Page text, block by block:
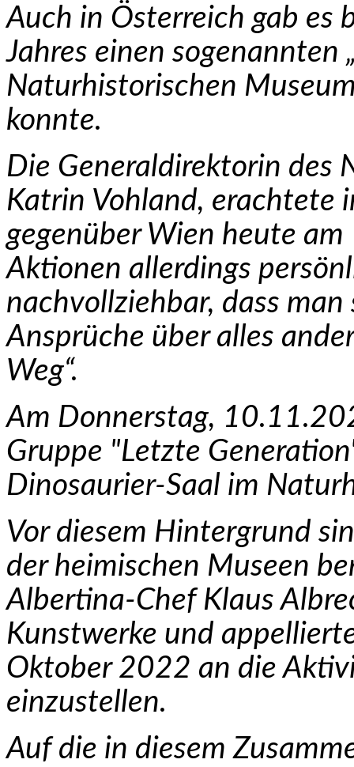
Auch in Österreich gab es
Jahres einen sogenannten
Naturhistorischen
konnte.
Die Generaldirektorin des
Katrin Vohland, erachtete
gegenüber Wien heute
Aktionen allerdings
nachvollziehbar, dass
Ansprüche über alles
Weg“.
Am Donnerstag,
Gruppe "Letzte
Dinosaurier-Saal im
Vor diesem Hintergrund
der heimischen Museen
Albertina-Chef Klaus
Kunstwerke und
Oktober 2022 an die
einzustellen.
Auf die in diesem